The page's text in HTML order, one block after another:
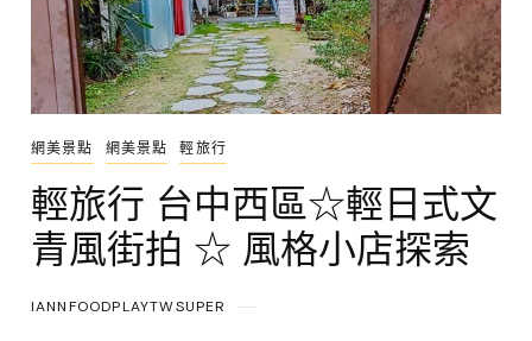
網美景點 網美景點 輕旅行
輕旅行 台中西區☆輕日式文
青風街拍 ☆ 風格小店探索
IANNFOODPLAYTWSUPER